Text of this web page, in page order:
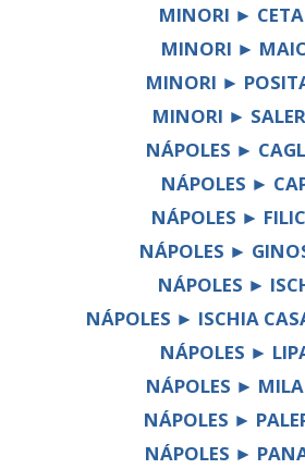
MINORI ►
MINORI ►
MINORI ►
MINORI ►
NÁPOLES ►
NÁPOLES ►
NÁPOLES ►
NÁPOLES ►
NÁPOLES ►
NÁPOLES ► ISCHIA
NÁPOLES ►
NÁPOLES ►
NÁPOLES ►
NÁPOLES ►